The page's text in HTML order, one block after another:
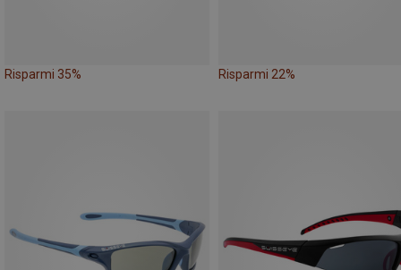
Risparmi 35% Risparmi 22%